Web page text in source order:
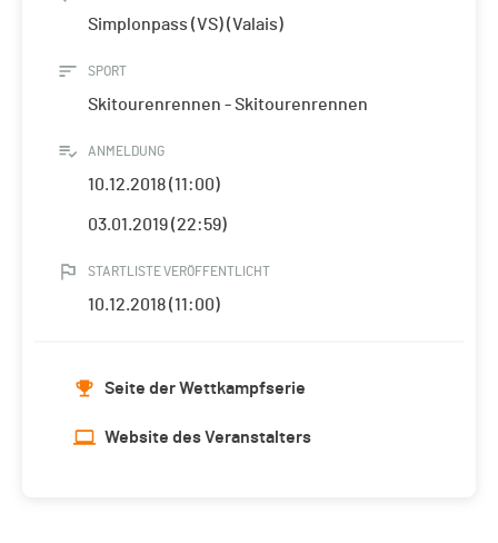
Simplonpass (VS) (Valais)
SPORT
Skitourenrennen - Skitourenrennen
ANMELDUNG
10.12.2018 (11:00)
03.01.2019 (22:59)
STARTLISTE VERÖFFENTLICHT
10.12.2018 (11:00)
Seite der Wettkampfserie
Website des Veranstalters